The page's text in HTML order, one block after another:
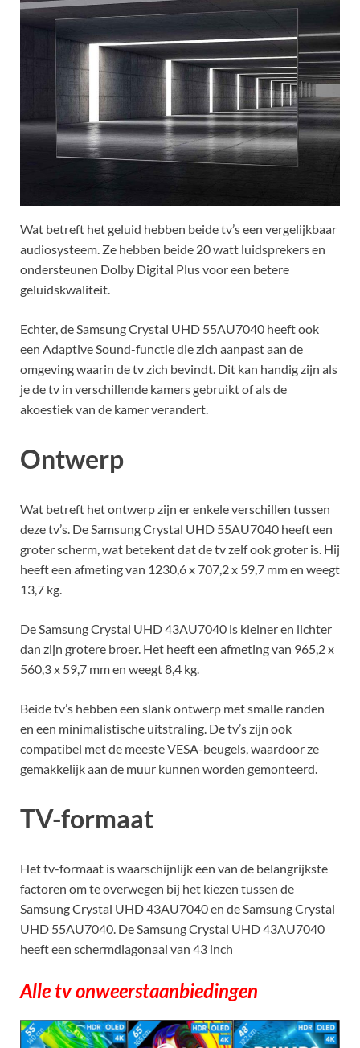
Wat betreft het geluid hebben beide tv’s een vergelijkbaar
audiosysteem. Ze hebben beide 20 watt luidsprekers en
ondersteunen Dolby Digital Plus voor een betere
geluidskwaliteit.
Echter, de Samsung Crystal UHD 55AU7040 heeft ook
een Adaptive Sound-functie die zich aanpast aan de
omgeving waarin de tv zich bevindt. Dit kan handig zijn als
je de tv in verschillende kamers gebruikt of als de
akoestiek van de kamer verandert.
Ontwerp
Wat betreft het ontwerp zijn er enkele verschillen tussen
deze tv’s. De Samsung Crystal UHD 55AU7040 heeft een
groter scherm, wat betekent dat de tv zelf ook groter is. Hij
heeft een afmeting van 1230,6 x 707,2 x 59,7 mm en weegt
13,7 kg.
De Samsung Crystal UHD 43AU7040 is kleiner en lichter
dan zijn grotere broer. Het heeft een afmeting van 965,2 x
560,3 x 59,7 mm en weegt 8,4 kg.
Beide tv’s hebben een slank ontwerp met smalle randen
en een minimalistische uitstraling. De tv’s zijn ook
compatibel met de meeste VESA-beugels, waardoor ze
gemakkelijk aan de muur kunnen worden gemonteerd.
TV-formaat
Het tv-formaat is waarschijnlijk een van de belangrijkste
factoren om te overwegen bij het kiezen tussen de
Samsung Crystal UHD 43AU7040 en de Samsung Crystal
UHD 55AU7040. De Samsung Crystal UHD 43AU7040
heeft een schermdiagonaal van 43 inch
Alle tv onweerstaanbiedingen